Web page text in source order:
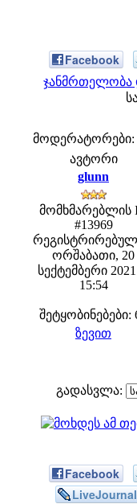
Facebook
ჯანმრთელობა
მოდერატორები:
ავტორი
glunn
მომხმარებლის
#13969
ორშაბათი, 20
სექტემბერი
15:54
შეტყობინებები:
ზევით
გადასვლა:
Facebook
LiveJournal